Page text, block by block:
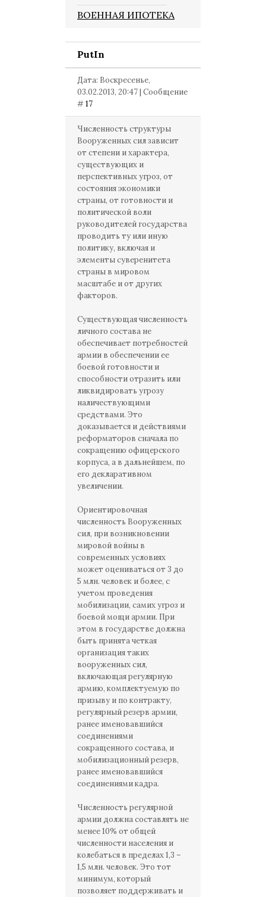
ВОЕННАЯ ИПОТЕКА
PutIn
Дата: Воскресенье,
03.02.2013, 20:47 | Сообщение
#17
Численность структуры
Вооруженных сил зависит
от степени и характера,
существующих и
перспективных угроз, от
состояния экономики
страны, от готовности и
политической воли
руководителей государства
проводить ту или иную
политику, включая и
элементы суверенитета
страны в мировом
масштабе и от других
факторов.
Существующая численность
личного состава не
обеспечивает потребностей
армии в обеспечении ее
боевой готовности и
способности отразить или
ликвидировать угрозу
наличествующими
средствами. Это
доказывается и действиями
реформаторов сначала по
сокращению офицерского
корпуса, а в дальнейшем, по
его декларативном
увеличении.
Ориентировочная
численность Вооруженных
сил, при возникновении
мировой войны в
современных условиях
может оцениваться от 3 до
5 млн. человек и более, с
учетом проведения
мобилизации, самих угроз и
боевой мощи армии. При
этом в государстве должна
быть принята четкая
организация таких
вооруженных сил,
включающая регулярную
армию, комплектуемую по
призыву и по контракту,
регулярный резерв армии,
ранее именовавшийся
соединениями
сокращенного состава, и
мобилизационный резерв,
ранее именовавшийся
соединениями кадра.
Численность регулярной
армии должна составлять не
менее 10% от общей
численности населения и
колебаться в пределах 1,3 –
1,5 млн. человек. Это тот
минимум, который
позволяет поддерживать и